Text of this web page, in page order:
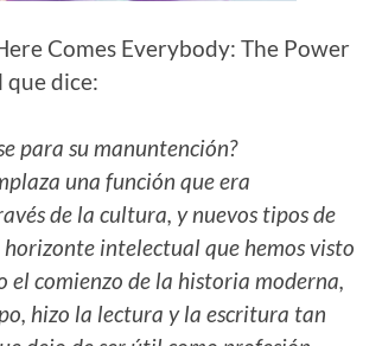
Comes Everybody: The Power
dice:
para su manuntención?
una función que era
de la cultura, y nuevos tipos de
intelectual que hemos visto
el comienzo de la historia moderna,
hizo la lectura y la escritura tan